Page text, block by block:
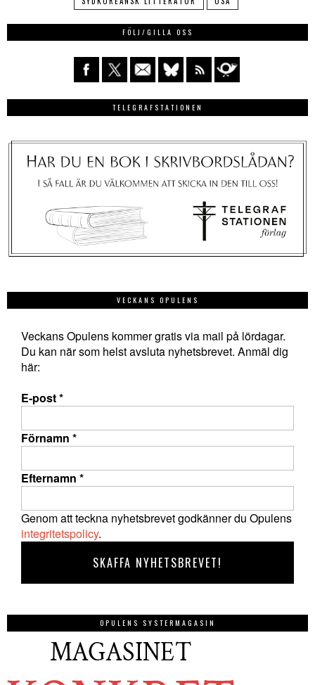
FÖLJ/GILLA OSS
TELEGRAFSTATIONEN
VECKANS OPULENS
Veckans Opulens kommer gratis via mail på lördagar.
Du kan när som helst avsluta nyhetsbrevet. Anmäl dig
här:
E-post*
Förnamn *
Efternamn *
Genom att teckna nyhetsbrevet godkänner du Opulens
integritetspolicy.
OPULENS SYSTERMAGASIN